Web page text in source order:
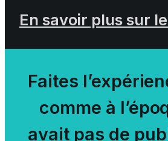
En savoir plus sur
Faites
comme à
avait pas de